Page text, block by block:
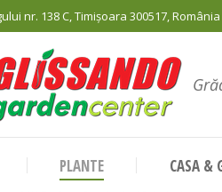
nr. 138 C, Timișoara 300517, România
PLANTE CASA &